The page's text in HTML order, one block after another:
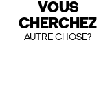
VOUS
CHERCHEZ
AUTRE CHOSE?